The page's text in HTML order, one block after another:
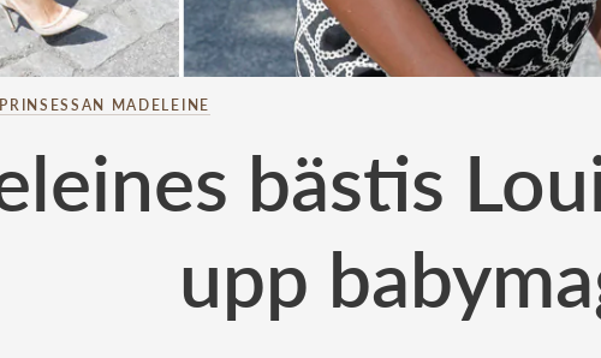
PRINSESSAN MADELEINE
bästis
upp